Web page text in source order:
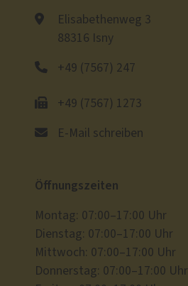
Elisabethenweg 3
88316 Isny
+49 (7567) 247
+49 (7567) 1273
E-Mail schreiben
Öffnungszeiten
Montag: 07:00–17:00 Uhr
Dienstag: 07:00–17:00 Uhr
Mittwoch: 07:00–17:00 Uhr
Donnerstag: 07:00–17:00 Uhr